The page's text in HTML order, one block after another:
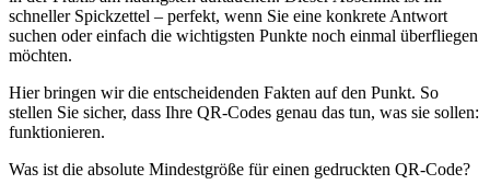
schneller Spickzettel – perfekt, wenn Sie eine konkrete Antwort
suchen oder einfach die wichtigsten Punkte noch einmal überfliegen
möchten.
Hier bringen wir die entscheidenden Fakten auf den Punkt. So
stellen Sie sicher, dass Ihre QR-Codes genau das tun, was sie sollen:
funktionieren.
Was ist die absolute Mindestgröße für einen gedruckten QR-Code?